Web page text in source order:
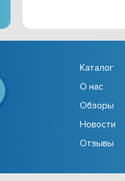
Каталог
О нас
Обзоры
Новости
Отзывы